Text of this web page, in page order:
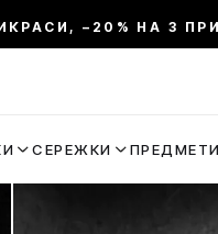
–20% НА 3
СЕРЕЖКИ ПРЕДМЕТИ